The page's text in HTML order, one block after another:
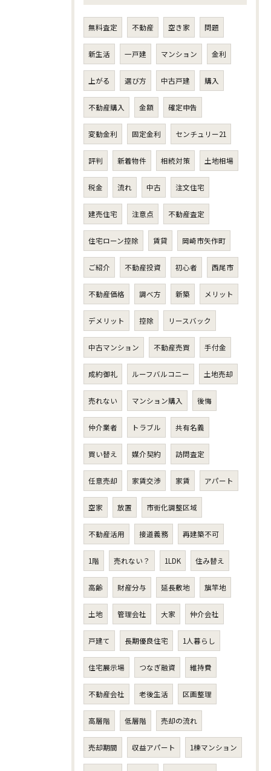
無料査定 不動産 空き家 問題
新生活 一戸建 マンション 金利
上がる 選び方 中古戸建 購入
不動産購入 金額 確定申告
変動金利 固定金利 センチュリー21
評判 新着物件 相続対策 土地相場
税金 流れ 中古 注文住宅
建売住宅 注意点 不動産査定
住宅ローン控除 賃貸 岡崎市矢作町
ご紹介 不動産投資 初心者 西尾市
不動産価格 調べ方 新築 メリット
デメリット 控除 リースバック
中古マンション 不動産売買 手付金
成約御礼 ルーフバルコニー 土地売却
売れない マンション購入 後悔
仲介業者 トラブル 共有名義
買い替え 媒介契約 訪問査定
任意売却 家賃交渉 家賃 アパート
空家 放置 市街化調整区域
不動産活用 接道義務 再建築不可
1階 売れない？ 1LDK 住み替え
高齢 財産分与 延長敷地 旗竿地
土地 管理会社 大家 仲介会社
戸建て 長期優良住宅 1人暮らし
住宅展示場 つなぎ融資 維持費
不動産会社 老後生活 区画整理
高層階 低層階 売却の流れ
売却期間 収益アパート 1棟マンション